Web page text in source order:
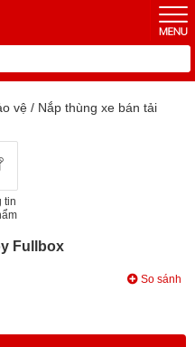
vệ / Nắp thùng xe bán tải
tin
Fullbox
So sánh